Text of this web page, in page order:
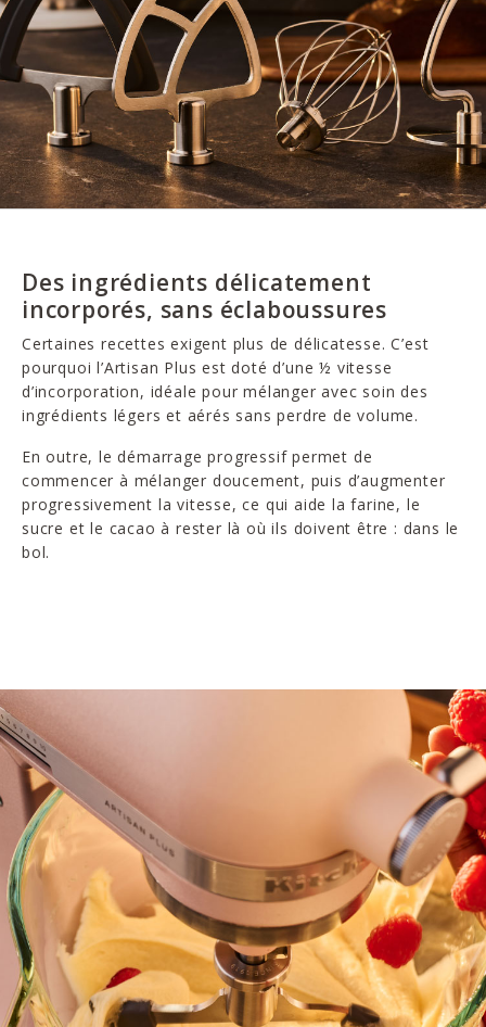
Des ingrédients délicatement
incorporés, sans éclaboussures
Certaines recettes exigent plus de délicatesse. C’est
pourquoi l’Artisan Plus est doté d’une ½ vitesse
d’incorporation, idéale pour mélanger avec soin des
ingrédients légers et aérés sans perdre de volume.
En outre, le démarrage progressif permet de
commencer à mélanger doucement, puis d’augmenter
progressivement la vitesse, ce qui aide la farine, le
sucre et le cacao à rester là où ils doivent être : dans le
bol.